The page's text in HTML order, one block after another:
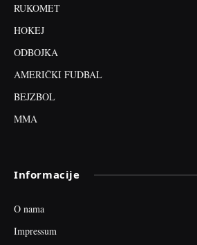
RUKOMET
HOKEJ
ODBOJKA
AMERIČKI FUDBAL
BEJZBOL
MMA
Informacije
O nama
Impressum